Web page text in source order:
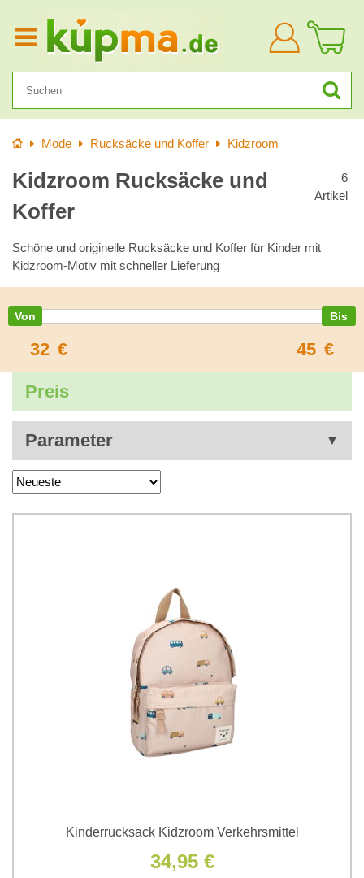
Anmelden
Startseite
Mode Rucksäcke und Koffer Kidzroom
Kidzroom Rucksäcke und
Koffer
6
Artikel
Schöne und originelle Rucksäcke und Koffer für Kinder mit
Kidzroom-Motiv mit schneller Lieferung
32 € 45 €
Preis
Parameter
Kinderrucksack Kidzroom Verkehrsmittel
34,95 €